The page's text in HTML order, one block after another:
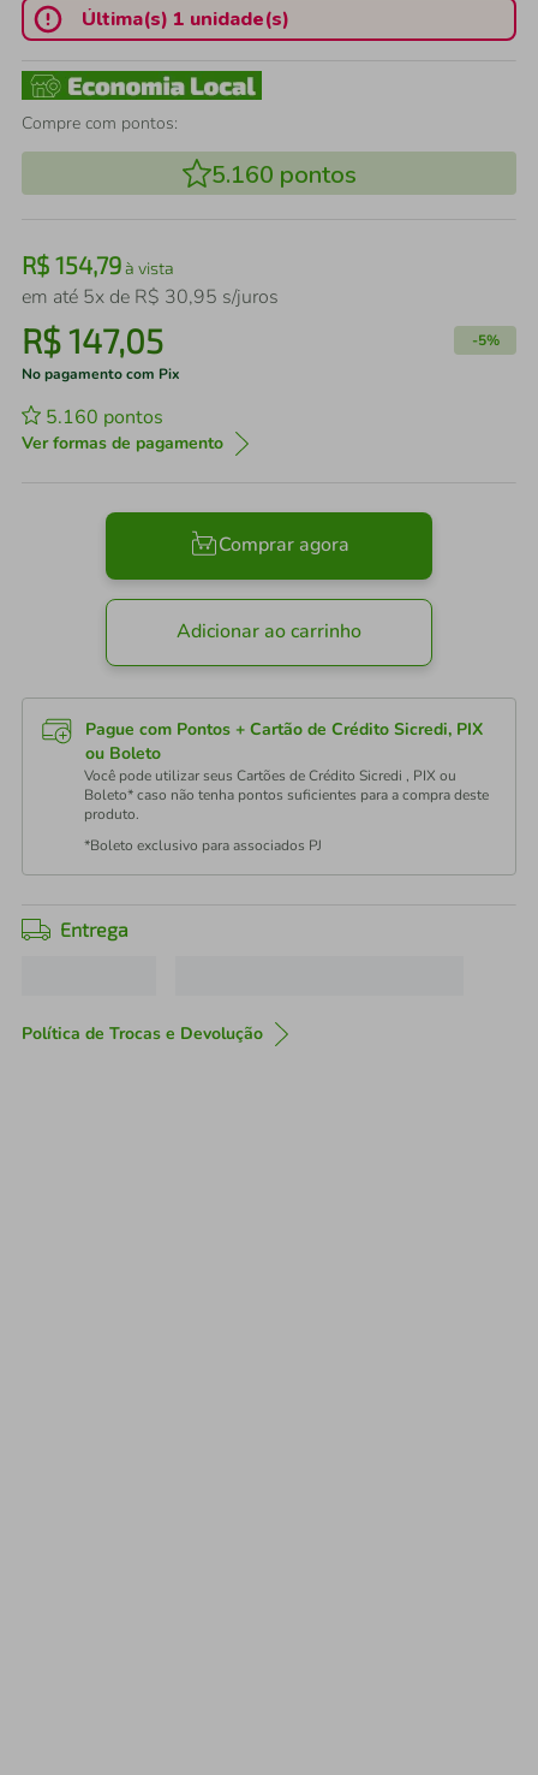
Última(s) 1 unidade(s)
Compre com pontos:
5.160 pontos
R$ 154,79à vista
em até 5x de R$ 30,95 s/juros
R$147,05 -5%
No pagamento com Pix
5.160 pontos
Ver formas de pagamento
Comprar agora
Adicionar ao carrinho
Pague com Pontos + Cartão de Crédito Sicredi, PIX
ou Boleto
Você pode utilizar seus Cartões de Crédito Sicredi , PIX ou
Boleto* caso não tenha pontos suficientes para a compra deste
produto.
*Boleto exclusivo para associados PJ
Entrega
Política de Trocas e Devolução